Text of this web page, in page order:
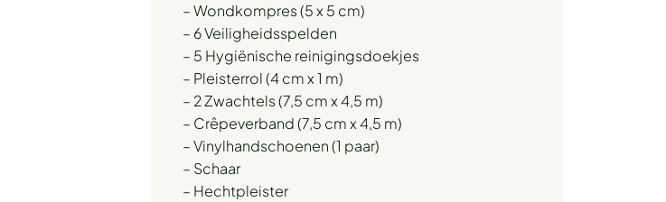
– Wondkompres (5 x 5 cm)
– 6 Veiligheidsspelden
– 5 Hygiënische reinigingsdoekjes
– Pleisterrol (4 cm x 1 m)
– 2 Zwachtels (7,5 cm x 4,5 m)
– Crêpeverband (7,5 cm x 4,5 m)
– Vinylhandschoenen (1 paar)
– Schaar
– Hechtpleister